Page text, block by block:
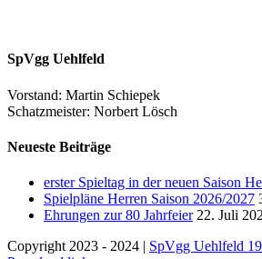
SpVgg Uehlfeld
Vorstand: Martin Schiepek
Schatzmeister: Norbert Lösch
Neueste Beiträge
erster Spieltag in der neuen Saison
Spielpläne Herren Saison 2026/2027
Ehrungen zur 80 Jahrfeier 22. Juli
Copyright 2023 - 2024 | SpVgg Uehlfeld